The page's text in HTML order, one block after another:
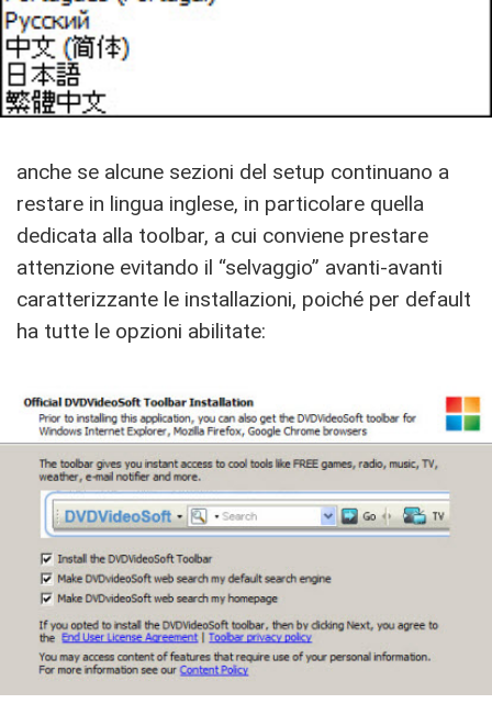
anche se alcune sezioni del setup continuano a
restare in lingua inglese, in particolare quella
dedicata alla toolbar, a cui conviene prestare
attenzione evitando il “selvaggio” avanti-avanti
caratterizzante le installazioni, poiché per default
ha tutte le opzioni abilitate: